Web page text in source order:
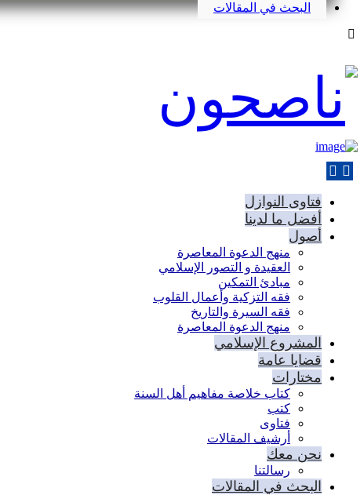
البحث في المقالات
فتاوى النوازل
أفضل ما لدينا
أصول
منهج الدعوة المعاصرة
العقيدة و التصور الإسلامي
مبادئ التمكين
فقه التزكية وأعمال القلوب
فقه السيرة والتاريخ
منهج الدعوة المعاصرة
المشروع الإسلامي
قضايا عامة
مختارات
كتاب خلاصة مفاهيم أهل السنة
كتب
فتاوى
أرشيف المقالات
نحن معك
رسالتنا
البحث في المقالات